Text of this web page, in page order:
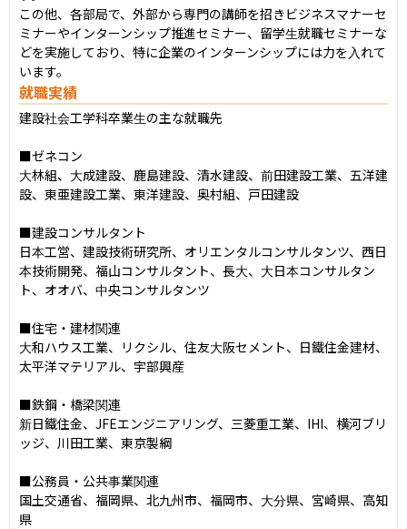
この他、各部局で、外部から専門の講師を招きビジネスマナーセ
ミナーやインターンシップ推進セミナー、留学生就職セミナーな
どを実施しており、特に企業のインターンシップには力を入れて
います。
就職実績
建設社会工学科卒業生の主な就職先
■ゼネコン
大林組、大成建設、鹿島建設、清水建設、前田建設工業、五洋建
設、東亜建設工業、東洋建設、奥村組、戸田建設
■建設コンサルタント
日本工営、建設技術研究所、オリエンタルコンサルタンツ、西日
本技術開発、福山コンサルタント、長大、大日本コンサルタン
ト、オオバ、中央コンサルタンツ
■住宅・建材関連
大和ハウス工業、リクシル、住友大阪セメント、日鐵住金建材、
太平洋マテリアル、宇部興産
■鉄鋼・橋梁関連
新日鐵住金、JFEエンジニアリング、三菱重工業、IHI、横河ブリ
ッジ、川田工業、東京製綱
■公務員・公共事業関連
国土交通省、福岡県、北九州市、福岡市、大分県、宮崎県、高知
県